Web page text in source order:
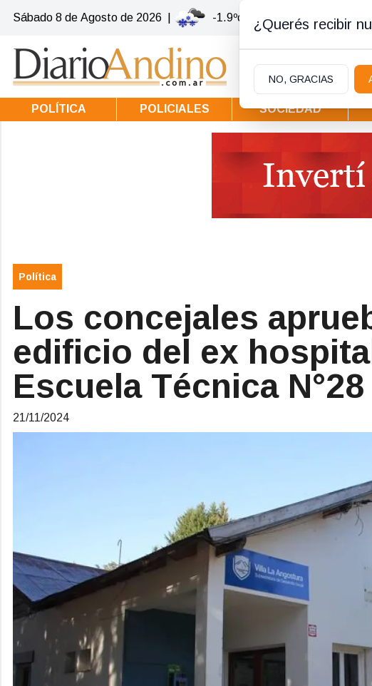
Sábado 8 de Agosto de 2026 -1.9ºc | Villa la Angostura
POLÍTICA POLICIALES SOCIEDAD
Política
Los concejales
edificio del ex
Escuela Técnica N°28
21/11/2024
¿Querés recibir
NO, GRACIAS